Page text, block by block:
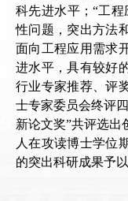
科先进水平；“工
性问题，突出方法
面向工程应用需求
进水平，具有较好
行业专家推荐、评
士专家委员会终评
新论文奖”共评选出
人在攻读博士学位
的突出科研成果予以